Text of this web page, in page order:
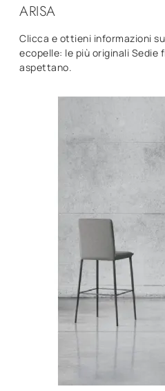
ARISA
Clicca e ottieni informazioni
ecopelle: le più originali Sedie
aspettano.